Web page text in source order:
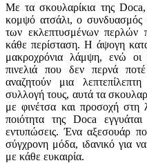
Με τα σκουλαρίκια της
κομψό ατσάλι, ο συνδυασμός
των εκλεπτυσμένων περλών
κάθε περίσταση. Η άψογη
μακροχρόνια λάμψη, ενώ οι
πινελιά που δεν περνά
αναζητούν μια
συλλογή τους, αυτά τα
με φινέτσα και προσοχή στη
ποιότητα της Doca
εντυπώσεις. Ένα αξεσουάρ
σύγχρονη μόδα, ιδανικό για
με κάθε ευκαιρία.